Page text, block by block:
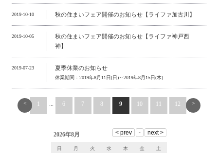
2019-10-10 秋の住まいフェア開催のお知らせ【ライファ加古川】
2019-10-05
秋の住まいフェア開催のお知らせ【ライファ神戸西
神】
2019-07-23 夏季休業のお知らせ
休業期間：2019年8月11日(日)～2019年8月15日(木)
< 1 ... 6 7 8 9 10 11 12 >
2026年8月
日 月 火 水 木 金 土